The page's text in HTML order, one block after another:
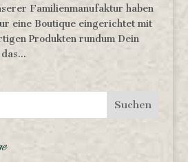
Familienmanufaktur haben
eine Boutique eingerichtet mit
Produkten rundum Dein